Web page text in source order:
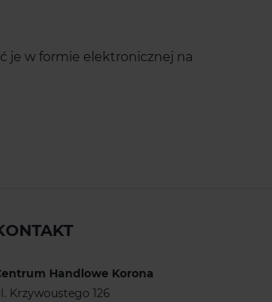
je w formie elektronicznej na
Handlowe Korona
Krzywoustego 126